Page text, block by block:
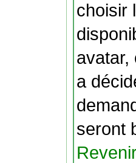
choisir
avatar,
a
seront